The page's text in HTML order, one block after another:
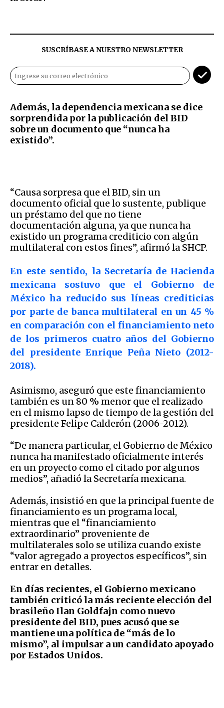
SUSCRÍBASE A NUESTRO NEWSLETTER
Además, la dependencia mexicana se dice
sorprendida por la publicación del BID
sobre un documento que “nunca ha
existido”.
“Causa sorpresa que el BID, sin un
documento oficial que lo sustente, publique
un préstamo del que no tiene
documentación alguna, ya que nunca ha
existido un programa crediticio con algún
multilateral con estos fines”, afirmó la SHCP.
En este sentido, la Secretaría de Hacienda
mexicana sostuvo que el Gobierno de
México ha reducido sus líneas crediticias
por parte de banca multilateral en un 45 %
en comparación con el financiamiento neto
de los primeros cuatro años del Gobierno
del presidente Enrique Peña Nieto (2012-
2018).
Asimismo, aseguró que este financiamiento
también es un 80 % menor que el realizado
en el mismo lapso de tiempo de la gestión del
presidente Felipe Calderón (2006-2012).
“De manera particular, el Gobierno de México
nunca ha manifestado oficialmente interés
en un proyecto como el citado por algunos
medios”, añadió la Secretaría mexicana.
Además, insistió en que la principal fuente de
financiamiento es un programa local,
mientras que el “financiamiento
extraordinario” proveniente de
multilaterales solo se utiliza cuando existe
“valor agregado a proyectos específicos”, sin
entrar en detalles.
En días recientes, el Gobierno mexicano
también criticó la más reciente elección del
brasileño Ilan Goldfajn como nuevo
presidente del BID, pues acusó que se
mantiene una política de “más de lo
mismo”, al impulsar a un candidato apoyado
por Estados Unidos.